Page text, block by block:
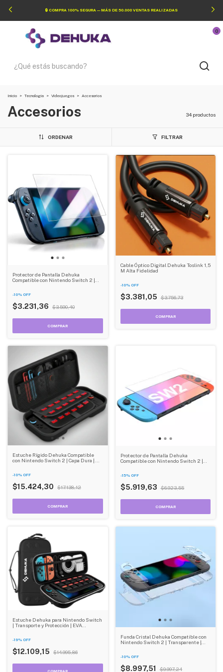
🔒 COMPRA 100% SEGURA — MÁS DE 50.000 VENTAS REALIZADAS
0
Inicio > Tecnología > Videojuegos > Accesorios
Accesorios 34 productos
ORDENAR FILTRAR
Protector de Pantalla Dehuka
Compatible con Nintendo Switch 2 |
-10% OFF
$3.231,36 $3.590,40
Cable Óptico Digital Dehuka Toslink 1,5
M Alta Fidelidad
-10% OFF
$3.381,05 $3.756,73
Estuche Rígido Dehuka Compatible
con Nintendo Switch 2 | Capa Dura | 24
-10% OFF
$15.424,30 $17.138,12
Protector de Pantalla Dehuka
Compatible con Nintendo Switch 2 |
-15% OFF
$5.919,63 $6.923,55
Estuche Dehuka para Nintendo Switch
| Transporte y Protección | EVA
Juegos
-19% OFF
$12.109,15 $14.995,86
Funda Cristal Dehuka Compatible con
Nintendo Switch 2 | Transparente |
-10% OFF
$8.997,51 $9.997,24